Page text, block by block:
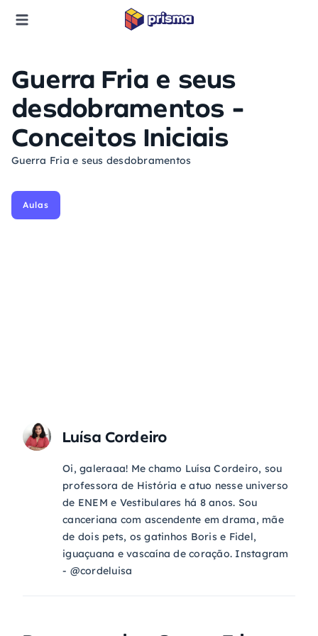
Guerra Fria e seus
desdobramentos -
Conceitos Iniciais
Guerra Fria e seus desdobramentos
Aulas
Luísa Cordeiro
Oi, galeraaa! Me chamo Luísa Cordeiro, sou
professora de História e atuo nesse universo
de ENEM e Vestibulares há 8 anos. Sou
canceriana com ascendente em drama, mãe
de dois pets, os gatinhos Boris e Fidel,
iguaçuana e vascaína de coração. Instagram
- @cordeluisa